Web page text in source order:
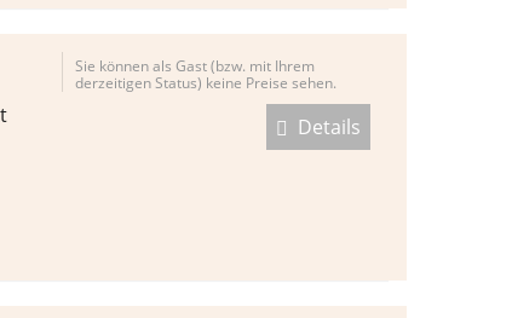
Sie können als Gast (bzw. mit Ihrem
derzeitigen Status) keine Preise sehen.
Details